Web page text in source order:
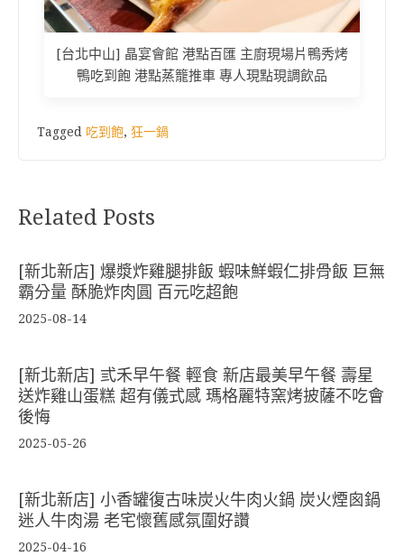
[台北中山] 晶宴會館 港點百匯 主廚現場片鴨秀烤
鴨吃到飽 港點蒸籠推車 專人現點現調飲品
Tagged 吃到飽, 狂一鍋
Related Posts
[新北新店] 爆漿炸雞腿排飯 蝦味鮮蝦仁排骨飯 巨無
霸分量 酥脆炸肉圓 百元吃超飽
2025-08-14
[新北新店] 弎禾早午餐 輕食 新店最美早午餐 壽星
送炸雞山蛋糕 超有儀式感 瑪格麗特窯烤披薩不吃會
後悔
2025-05-26
[新北新店] 小香罐復古味炭火牛肉火鍋 炭火煙囪鍋
迷人牛肉湯 老宅懷舊感氛圍好讚
2025-04-16